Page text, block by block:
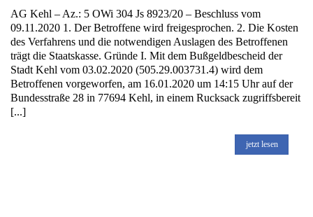
AG Kehl – Az.: 5 OWi 304 Js 8923/20 – Beschluss vom
09.11.2020 1. Der Betroffene wird freigesprochen. 2. Die Kosten
des Verfahrens und die notwendigen Auslagen des Betroffenen
trägt die Staatskasse. Gründe I. Mit dem Bußgeldbescheid der
Stadt Kehl vom 03.02.2020 (505.29.003731.4) wird dem
Betroffenen vorgeworfen, am 16.01.2020 um 14:15 Uhr auf der
Bundesstraße 28 in 77694 Kehl, in einem Rucksack zugriffsbereit
[...]
jetzt lesen